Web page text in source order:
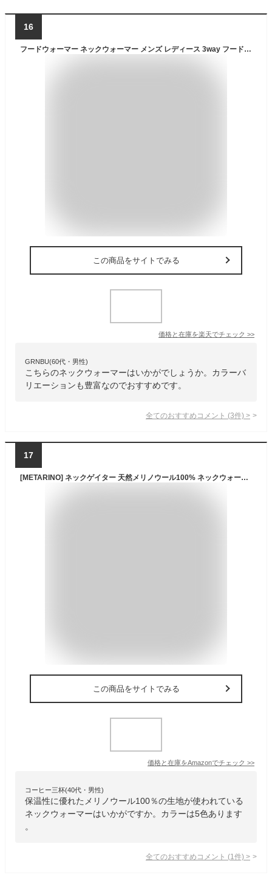
16
フードウォーマー ネックウォーマー メンズ レディース 3way フード フリース生地 スノーボード スキー ゲレンデ 通勤 通学 自転車 バイク 防寒 寒さ対策 防風 暖か 冬 アウトドア キャンプ 釣り サバゲー 調整可能 【送料無料】
この商品をサイトでみる
価格と在庫を楽天でチェック >>
GRNBU(60代・男性)
こちらのネックウォーマーはいかがでしょうか。カラーバ
リエーションも豊富なのでおすすめです。
全てのおすすめコメント (3件) >
17
[METARINO] ネックゲイター 天然メリノウール100% ネックウォーマー メンズ レディース 防寒 フェイスカバー スキー ネックウォーマー バイク スノボマスク フェイスマスク ランニング 野球
この商品をサイトでみる
価格と在庫をAmazonでチェック >>
コーヒー三杯(40代・男性)
保温性に優れたメリノウール100％の生地が使われている
ネックウォーマーはいかがですか。カラーは5色あります
。
全てのおすすめコメント (1 件) >